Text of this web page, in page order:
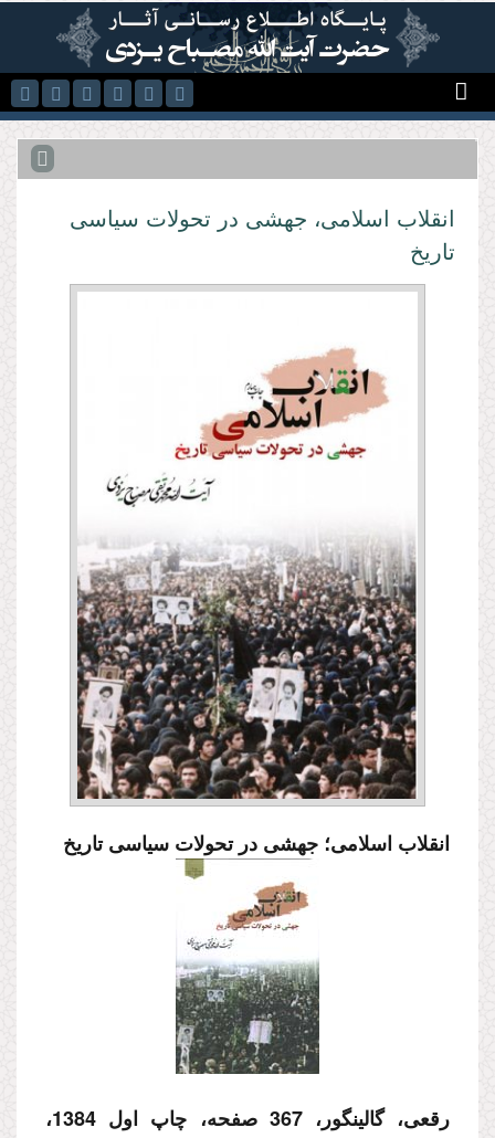
رفتن به محتوای اصلی
انقلاب اسلامی، جهشی در تحولات سیاسی
تاریخ
انقلاب اسلامی؛ جهشی در تحولات سیاسی تاریخ
رقعی، گالینگور، 367 صفحه، چاپ اول 1384،